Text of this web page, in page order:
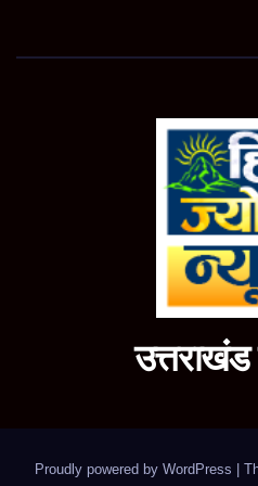
उत्तराखंड
Proudly powered by WordPress